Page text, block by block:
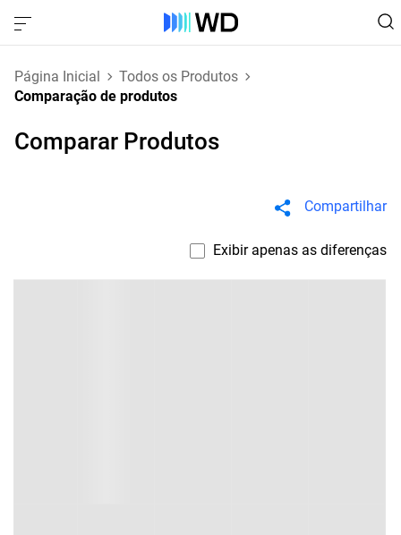
Página Inicial
Todos os Produtos
Comparação de produtos
Comparar Produtos
Compartilhar
Exibir apenas as diferenças